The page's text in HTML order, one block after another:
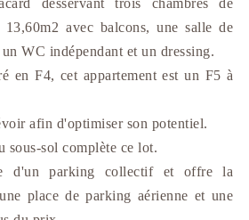
13,60m2 avec balcons, une salle de
WC indépendant et un dressing.
en F4, cet appartement est un F5 à
afin d'optimiser son potentiel.
sous-sol complète ce lot.
d'un parking collectif et offre la
place de parking aérienne et une